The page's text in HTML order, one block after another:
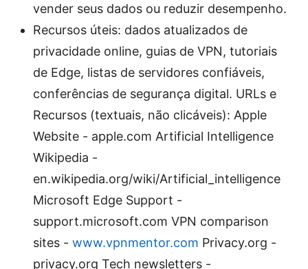
vender seus dados ou reduzir desempenho.
Recursos úteis: dados atualizados de
privacidade online, guias de VPN, tutoriais
de Edge, listas de servidores confiáveis,
conferências de segurança digital. URLs e
Recursos (textuais, não clicáveis): Apple
Website - apple.com Artificial Intelligence
Wikipedia -
en.wikipedia.org/wiki/Artificial_intelligence
Microsoft Edge Support -
support.microsoft.com VPN comparison
sites - www.vpnmentor.com Privacy.org -
privacy.org Tech newsletters -